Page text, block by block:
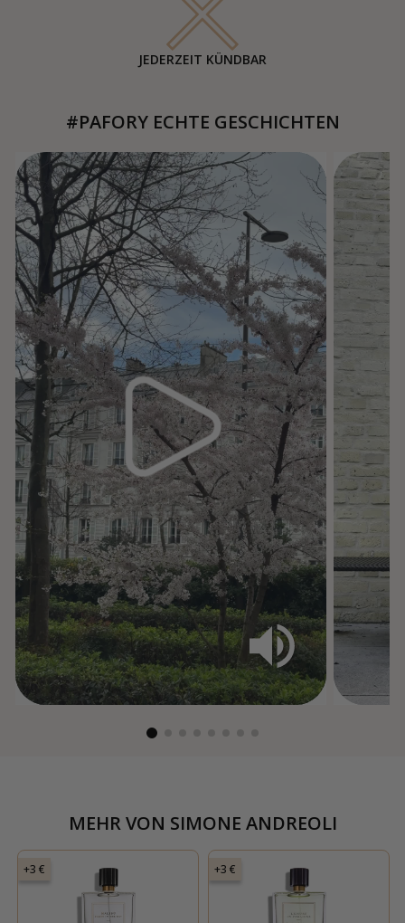
JEDERZEIT KÜNDBAR
#PAFORY ECHTE GESCHICHTEN
MEHR VON SIMONE ANDREOLI
+3 € +3 €